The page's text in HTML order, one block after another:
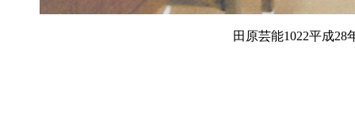
田原芸能1022平成